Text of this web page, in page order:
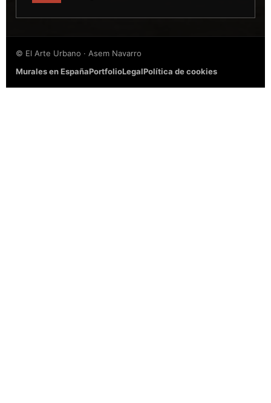
© El Arte Urbano · Asem Navarro
Murales en EspañaPortfolioLegalPolítica de cookies